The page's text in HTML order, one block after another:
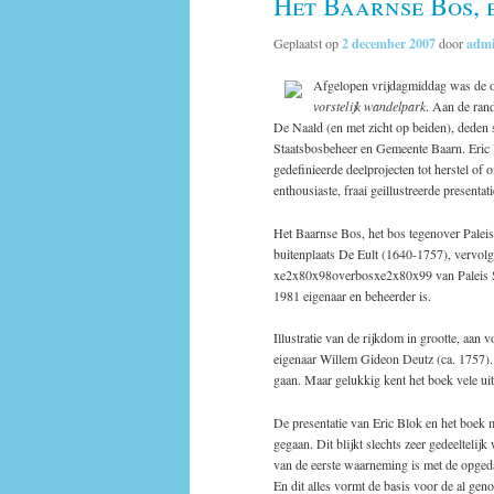
Geplaatst op2 december 2007door
Afgelopen vrijdagmiddag was de
vorstelijk wandelpark. Aan de
De Naald (en met zicht op beiden),
Staatsbosbeheer en Gemeente Baarn.
gedefinieerde deelprojecten tot herstel of
enthousiaste, fraai geillustreerde
Het Baarnse Bos, het bos tegenover
buitenplaats De Eult (1640-1757),
xe2x80x98overbosxe2x80x99 van Paleis
1981 eigenaar en beheerder is.
Illustratie van de rijkdom in grootte, aan
eigenaar Willem Gideon Deutz (ca.
gaan. Maar gelukkig kent het boek vele
De presentatie van Eric Blok en het
gegaan. Dit blijkt slechts zeer
van de eerste waarneming is met de
En dit alles vormt de basis voor de al